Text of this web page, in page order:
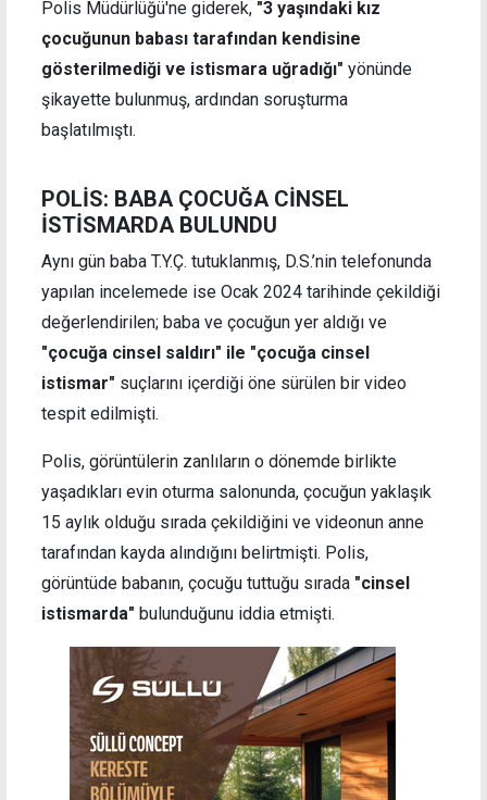
Polis Müdürlüğü'ne giderek, "3 yaşındaki kız
çocuğunun babası tarafından kendisine
gösterilmediği ve istismara uğradığı" yönünde
şikayette bulunmuş, ardından soruşturma
başlatılmıştı.
POLİS: BABA ÇOCUĞA CİNSEL
İSTİSMARDA BULUNDU
Aynı gün baba T.Y.Ç. tutuklanmış, D.S.’nin telefonunda
yapılan incelemede ise Ocak 2024 tarihinde çekildiği
değerlendirilen; baba ve çocuğun yer aldığı ve
"çocuğa cinsel saldırı" ile "çocuğa cinsel
istismar" suçlarını içerdiği öne sürülen bir video
tespit edilmişti.
Polis, görüntülerin zanlıların o dönemde birlikte
yaşadıkları evin oturma salonunda, çocuğun yaklaşık
15 aylık olduğu sırada çekildiğini ve videonun anne
tarafından kayda alındığını belirtmişti. Polis,
görüntüde babanın, çocuğu tuttuğu sırada "cinsel
istismarda" bulunduğunu iddia etmişti.